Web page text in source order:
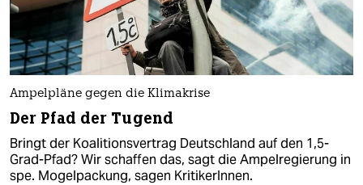
Ampelpläne gegen die Klimakrise
Der Pfad der Tugend
Bringt der Koalitionsvertrag Deutschland auf den 1,5-
Grad-Pfad? Wir schaffen das, sagt die Ampelregierung in
spe. Mogelpackung, sagen KritikerInnen.